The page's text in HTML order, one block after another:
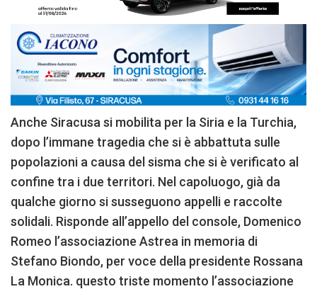
Anche Siracusa si mobilita per la Siria e la Turchia,
dopo l’immane tragedia che si è abbattuta sulle
popolazioni a causa del sisma che si è verificato al
confine tra i due territori. Nel capoluogo, già da
qualche giorno si susseguono appelli e raccolte
solidali. Risponde all’appello del console, Domenico
Romeo l’associazione Astrea in memoria di
Stefano Biondo, per voce della presidente Rossana
La Monica. questo triste momento l’associazione